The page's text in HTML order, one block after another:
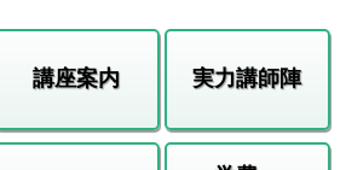
講座案内 実力講師陣